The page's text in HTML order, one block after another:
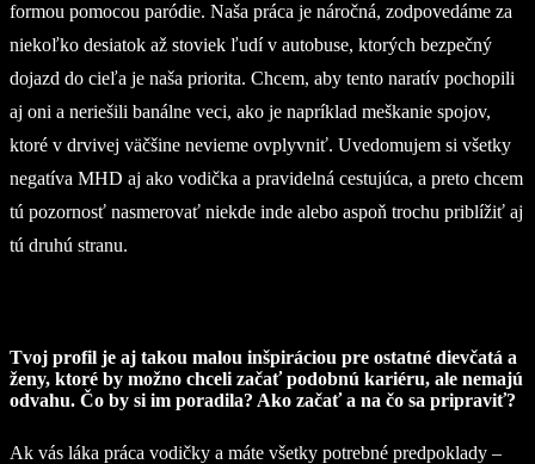
formou pomocou paródie. Naša práca je náročná, zodpovedáme za
niekoľko desiatok až stoviek ľudí v autobuse, ktorých bezpečný
dojazd do cieľa je naša priorita. Chcem, aby tento naratív pochopili
aj oni a neriešili banálne veci, ako je napríklad meškanie spojov,
ktoré v drvivej väčšine nevieme ovplyvniť. Uvedomujem si všetky
negatíva MHD aj ako vodička a pravidelná cestujúca, a preto chcem
tú pozornosť nasmerovať niekde inde alebo aspoň trochu priblížiť aj
tú druhú stranu.
Tvoj profil je aj takou malou inšpiráciou pre ostatné dievčatá a
ženy, ktoré by možno chceli začať podobnú kariéru, ale nemajú
odvahu. Čo by si im poradila? Ako začať a na čo sa pripraviť?
Ak vás láka práca vodičky a máte všetky potrebné predpoklady –